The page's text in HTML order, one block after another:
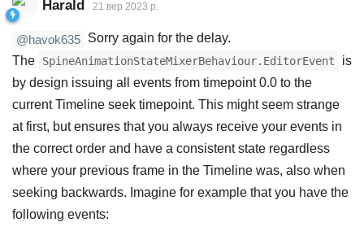
Harald 21 вер 2023 р.
@havok635 Sorry again for the delay.
The
SpineAnimationStateMixerBehaviour.EditorEvent
is
by design issuing all events from timepoint 0.0 to the
current Timeline seek timepoint. This might seem strange
at first, but ensures that you always receive your events in
the correct order and have a consistent state regardless
where your previous frame in the Timeline was, also when
seeking backwards. Imagine for example that you have the
following events: